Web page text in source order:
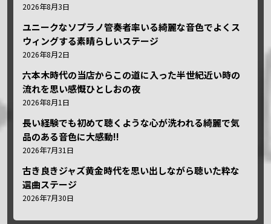
2026年8月3日
ユニークなソプラノ管奏者率いる綺麗な音色でよくス
ウィングする素晴らしいステージ
2026年8月2日
六本木時代の当店からこの道に入った半世紀近い時の
流れを思い感慨ひとしおの夜
2026年8月1日
長い経験でも初めて聴くような心が洗われる綺麗で気
品のある音色に大感動!!
2026年7月31日
古き良きジャズ黄金時代を思い出しながら聴いた粋な
選曲ステージ
2026年7月30日